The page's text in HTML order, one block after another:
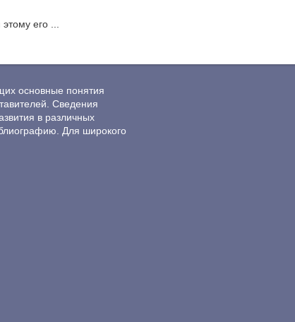
его ...
основные понятия
Сведения
в различных
Для широкого